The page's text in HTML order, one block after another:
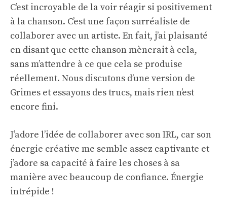
C’est incroyable de la voir réagir si positivement
à la chanson. C’est une façon surréaliste de
collaborer avec un artiste. En fait, j’ai plaisanté
en disant que cette chanson mènerait à cela,
sans m’attendre à ce que cela se produise
réellement. Nous discutons d’une version de
Grimes et essayons des trucs, mais rien n’est
encore fini.
J’adore l’idée de collaborer avec son IRL, car son
énergie créative me semble assez captivante et
j’adore sa capacité à faire les choses à sa
manière avec beaucoup de confiance. Énergie
intrépide !